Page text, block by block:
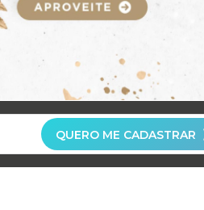
QUERO ME CADASTRAR